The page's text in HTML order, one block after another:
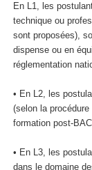
En L1, les
technique ou
sont proposées),
dispense ou en
réglementation
• En L2, les
(selon la
formation post-
• En L3, les
dans le domaine